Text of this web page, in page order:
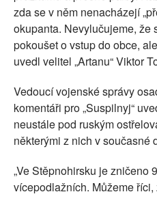
zda se v něm nenacházejí
okupanta. Nevylučujeme, že
pokoušet o vstup do obce,
uvedl velitel „Artanu“ Viktor
Vedoucí vojenské správy
komentáři pro „Suspilnyj“
neustále pod ruským
některými z nich v současné
„Ve Stěpnohirsku je zničeno
vícepodlažních. Můžeme říci,